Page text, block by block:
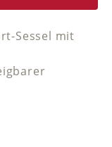
Sessel mit